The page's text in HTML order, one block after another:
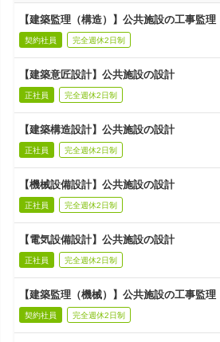
【建築監理（構造）】公共施設の工事監
契約社員 完全週休2日制
【建築意匠設計】公共施設の設計
正社員 完全週休2日制
【建築構造設計】公共施設の設計
正社員 完全週休2日制
【機械設備設計】公共施設の設計
正社員 完全週休2日制
【電気設備設計】公共施設の設計
正社員 完全週休2日制
【建築監理（機械）】公共施設の工事監
契約社員 完全週休2日制